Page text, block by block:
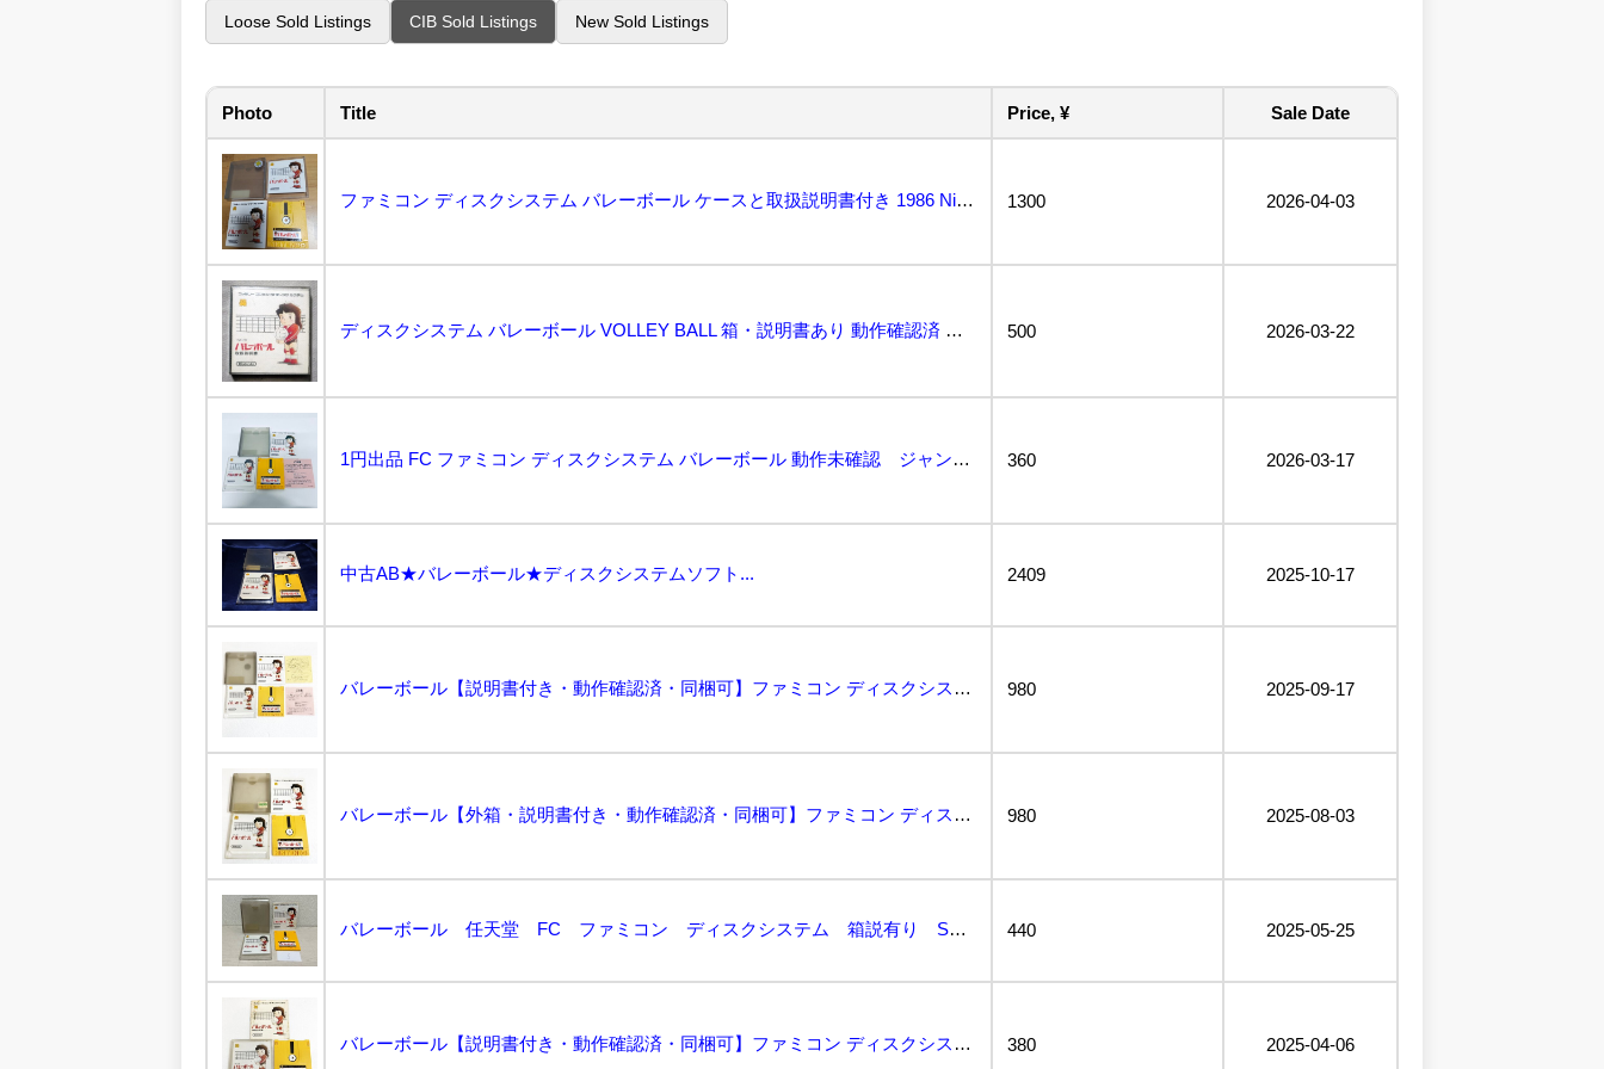
Loose Sold Listings CIB Sold Listings New Sold Listings
Photo Title Price, ¥ Sale Date
ファミコン ディスクシステム バレーボール ケースと取扱説明書付き 1986 Nintendo... 1300 2026-04-03
ディスクシステム バレーボール VOLLEY BALL 箱・説明書あり 動作確認済 任天堂 ファミコ... 500 2026-03-22
1円出品 FC ファミコン ディスクシステム バレーボール 動作未確認 ジャンク品... 360 2026-03-17
中古AB★バレーボール★ディスクシステムソフト... 2409 2025-10-17
バレーボール【説明書付き・動作確認済・同梱可】ファミコン ディスクシステム FCD... 980 2025-09-17
バレーボール【外箱・説明書付き・動作確認済・同梱可】ファミコン ディスクシステム FCD... 980 2025-08-03
バレーボール 任天堂 FC ファミコン ディスクシステム 箱説有り SAKA3... 440 2025-05-25
バレーボール【説明書付き・動作確認済・同梱可】ファミコン ディスクシステム FCD... 380 2025-04-06